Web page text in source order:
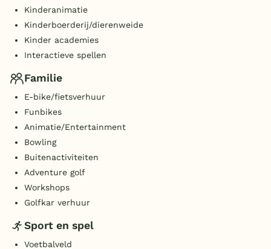
Kinderanimatie
Kinderboerderij/dierenweide
Kinder academies
Interactieve spellen
Familie
E-bike/fietsverhuur
Funbikes
Animatie/Entertainment
Bowling
Buitenactiviteiten
Adventure golf
Workshops
Golfkar verhuur
Sport en spel
Voetbalveld